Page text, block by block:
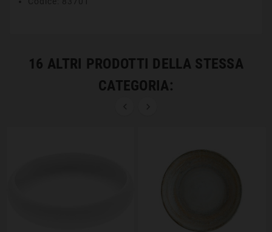
16 ALTRI PRODOTTI DELLA STESSA
CATEGORIA: